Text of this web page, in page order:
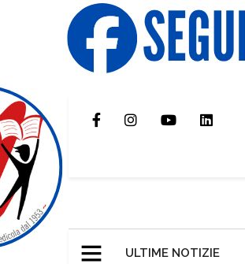
ULTIME NOTIZIE